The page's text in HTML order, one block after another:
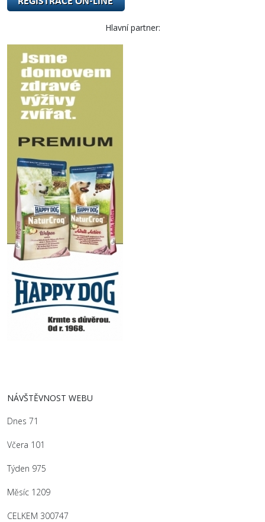
Hlavní partner:
NÁVŠTĚVNOST WEBU
Dnes 71
Včera 101
Týden 975
Měsíc 1209
CELKEM 300747